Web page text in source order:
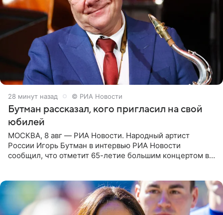
28 минут назад © РИА Новости
Бутман рассказал, кого пригласил на свой
юбилей
МОСКВА, 8 авг — РИА Новости. Народный артист
России Игорь Бутман в интервью РИА Новости
сообщил, что отметит 65-летие большим концертом в